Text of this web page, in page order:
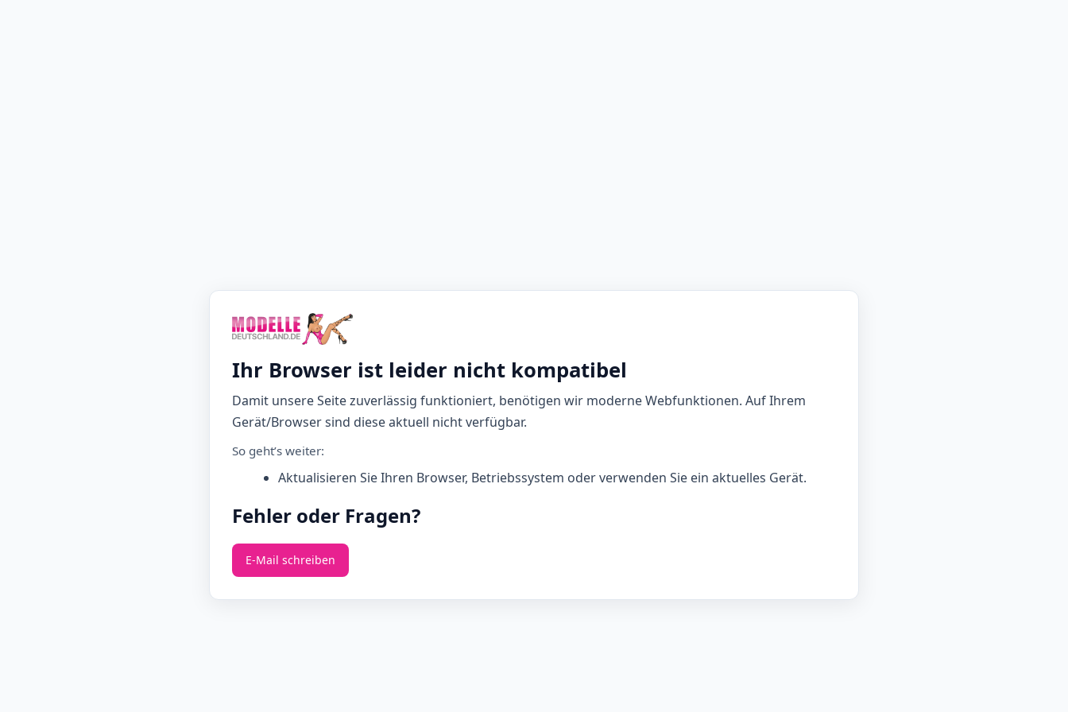
Ihr Browser ist leider nicht kompatibel
Damit unsere Seite zuverlässig funktioniert, benötigen wir moderne Webfunktionen. Auf Ihrem
Gerät/Browser sind diese aktuell nicht verfügbar.
So geht’s weiter:
Aktualisieren Sie Ihren Browser, Betriebssystem oder verwenden Sie ein aktuelles Gerät.
Fehler oder Fragen?
E‑Mail schreiben